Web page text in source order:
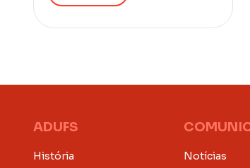
ADUFS
História Notícias